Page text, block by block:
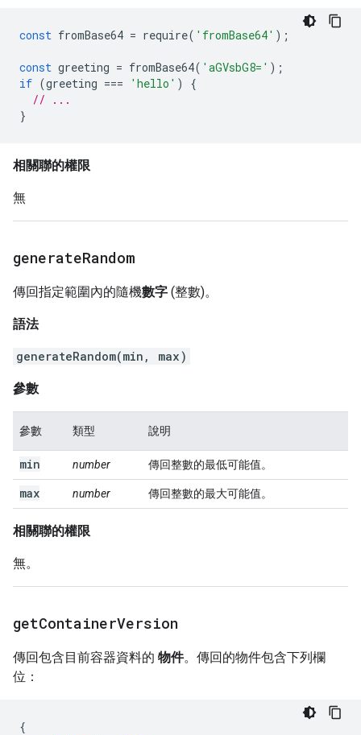
const fromBase64 = require( 'fromBase64' );
const greeting = fromBase64( 'aGVsbG8=' );
if (greeting === 'hello' )
{
// ...
}
相關聯的權限
無
generateRandom
傳回指定範圍內的隨機數字 (整數)。
語法
generateRandom(min, max)
參數
參數 類型 說明
min number 傳回整數的最低可能值。
max number 傳回整數的最大可能值。
相關聯的權限
無。
getContainerVersion
傳回包含目前容器資料的 物件。傳回的物件包含下列欄
位：
{